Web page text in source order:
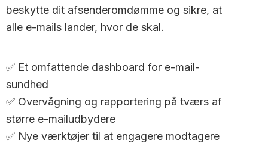
beskytte dit afsenderomdømme og sikre, at
alle e-mails lander, hvor de skal.
✅ Et omfattende dashboard for e-mail-
sundhed
✅ Overvågning og rapportering på tværs af
større e-mailudbydere
✅ Nye værktøjer til at engagere modtagere